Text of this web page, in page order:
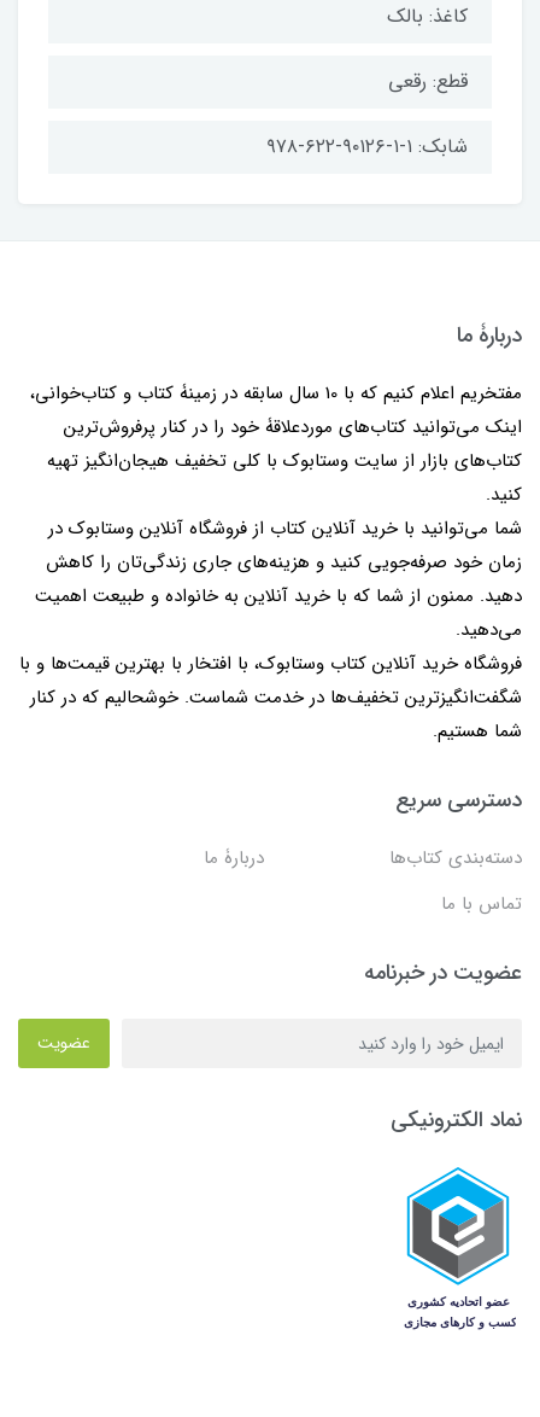
کاغذ: بالک
قطع: رقعی
شابک: ۱-۱-۹۰۱۲۶-۶۲۲-۹۷۸
دربارۀ ما
مفتخریم اعلام کنیم که با 10 سال سابقه در زمینۀ کتاب و کتاب‌خوانی،
اینک می‌توانید کتاب‌های موردعلاقۀ خود را در کنار پرفروش‌ترین
کتاب‌های بازار از سایت وستابوک با کلی تخفیف هیجان‌انگیز تهیه
کنید.
شما می‌توانید با خرید آنلاین کتاب از فروشگاه آنلاین وستابوک در
زمان خود صرفه‌جویی کنید و هزینه‌های جاری زندگی‌تان را کاهش
دهید. ممنون از شما که با خرید آنلاین به خانواده و طبیعت اهمیت
می‌دهید.
فروشگاه خرید آنلاین کتاب وستابوک، با افتخار با بهترین قیمت‌ها و با
شگفت‌انگیزترین تخفیف‌ها در خدمت شماست. خوشحالیم که در کنار
شما هستیم.
دسترسی سریع
دسته‌بندی کتاب‌ها
دربارۀ ما
تماس با ما
عضویت در خبرنامه
عضویت
نماد الکترونیکی